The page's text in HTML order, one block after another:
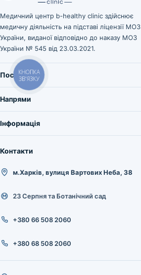
Медичний центр b-healthy clinic здійснює
медичну діяльність на підставі ліцензії МОЗ
України, виданої відповідно до наказу МОЗ
України № 545 від 23.03.2021.
Послуги
Напрями
Інформація
Контакти
м.Харків, вулиця Вартових Неба, 38
23 Серпня та Ботанічний сад
+380 66 508 2060
+380 68 508 2060
КНОПКА
ЗВ'ЯЗКУ